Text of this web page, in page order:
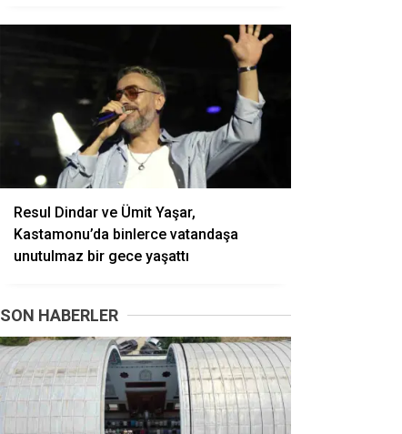
Resul Dindar ve Ümit Yaşar,
Kastamonu’da binlerce vatandaşa
unutulmaz bir gece yaşattı
SON HABERLER